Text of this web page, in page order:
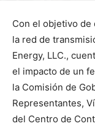
Con el objetivo
la red de
Energy, LLC.,
el impacto de un
la Comisión de
Representantes,
del Centro de